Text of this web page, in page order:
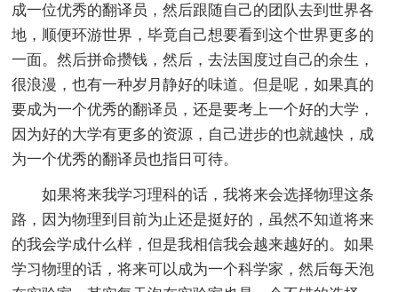
成一位优秀的翻译员，然后跟随自己的团队去到世界各
地，顺便环游世界，毕竟自己想要看到这个世界更多的
一面。然后拼命攒钱，然后，去法国度过自己的余生，
很浪漫，也有一种岁月静好的味道。但是呢，如果真的
要成为一个优秀的翻译员，还是要考上一个好的大学，
因为好的大学有更多的资源，自己进步的也就越快，成
为一个优秀的翻译员也指日可待。
如果将来我学习理科的话，我将来会选择物理这条
路，因为物理到目前为止还是挺好的，虽然不知道将来
的我会学成什么样，但是我相信我会越来越好的。如果
学习物理的话，将来可以成为一个科学家，然后每天泡